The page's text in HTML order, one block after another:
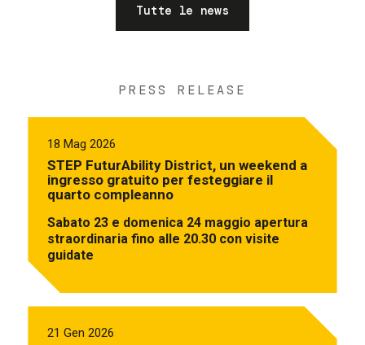
Tutte le news
PRESS RELEASE
18 Mag 2026
STEP FuturAbility District, un weekend a
ingresso gratuito per festeggiare il
quarto compleanno
Sabato 23 e domenica 24 maggio apertura
straordinaria fino alle 20.30 con visite
guidate
21 Gen 2026